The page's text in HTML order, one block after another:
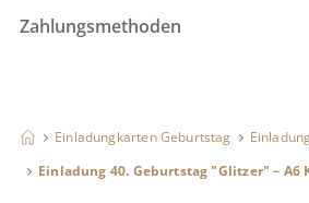
Zahlungsmethoden
Einladungkarten Geburtstag
Einladung 40. Geburtstag "Glitzer" – A6